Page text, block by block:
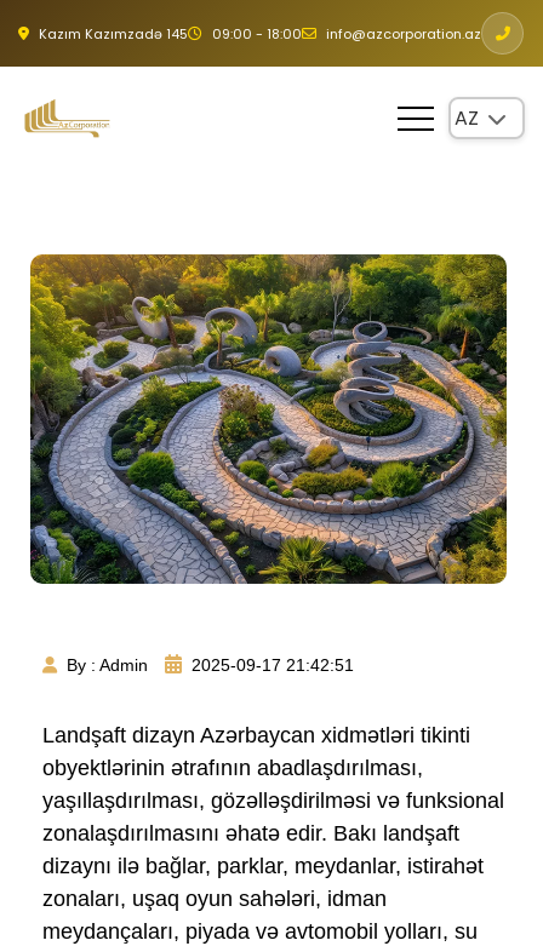
Kazım Kazımzadə 145 09:00 - 18:00 info@azcorporation.az
By : Admin 2025-09-17 21:42:51
Landşaft dizayn Azərbaycan xidmətləri tikinti
obyektlərinin ətrafının abadlaşdırılması,
yaşıllaşdırılması, gözəlləşdirilməsi və funksional
zonalaşdırılmasını əhatə edir. Bakı landşaft
dizaynı ilə bağlar, parklar, meydanlar, istirahət
zonaları, uşaq oyun sahələri, idman
meydançaları, piyada və avtomobil yolları, su